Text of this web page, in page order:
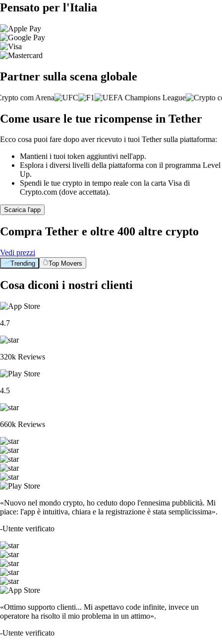
Pensato per l'Italia
Partner sulla scena globale
Come usare le tue ricompense in Tether
Ecco cosa puoi fare dopo aver ricevuto i tuoi Tether sulla piattaforma:
Mantieni i tuoi token aggiuntivi nell'app.
Esplora i diversi livelli della piattaforma con il programma Level
Up.
Spendi le tue crypto in tempo reale con la carta Visa di
Crypto.com (dove accettata).
Scarica l'app
Compra Tether e oltre 400 altre crypto
Vedi prezzi
Trending Top Movers
Cosa diconi i nostri clienti
4.7
320k Reviews
4.5
660k Reviews
«Nuovo nel mondo crypto, ho ceduto dopo l'ennesima pubblicità. Mi
piace: l'app è intuitiva, chiara e la registrazione è stata semplicissima».
-Utente verificato
«Ottimo supporto clienti... Mi aspettavo code infinite, invece un
operatore ha risolto il mio problema in un attimo».
-Utente verificato